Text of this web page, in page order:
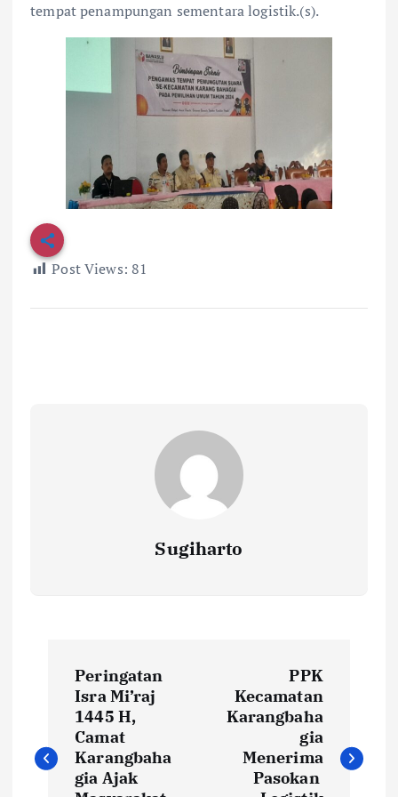
tempat penampungan sementara logistik.(s).
Post Views: 81
Sugiharto
v
Peringatan
Isra Mi’raj
1445 H,
Camat
Karangbaha
gia Ajak
PPK
Kecamatan
Karangbaha
gia
Menerima
Pasokan